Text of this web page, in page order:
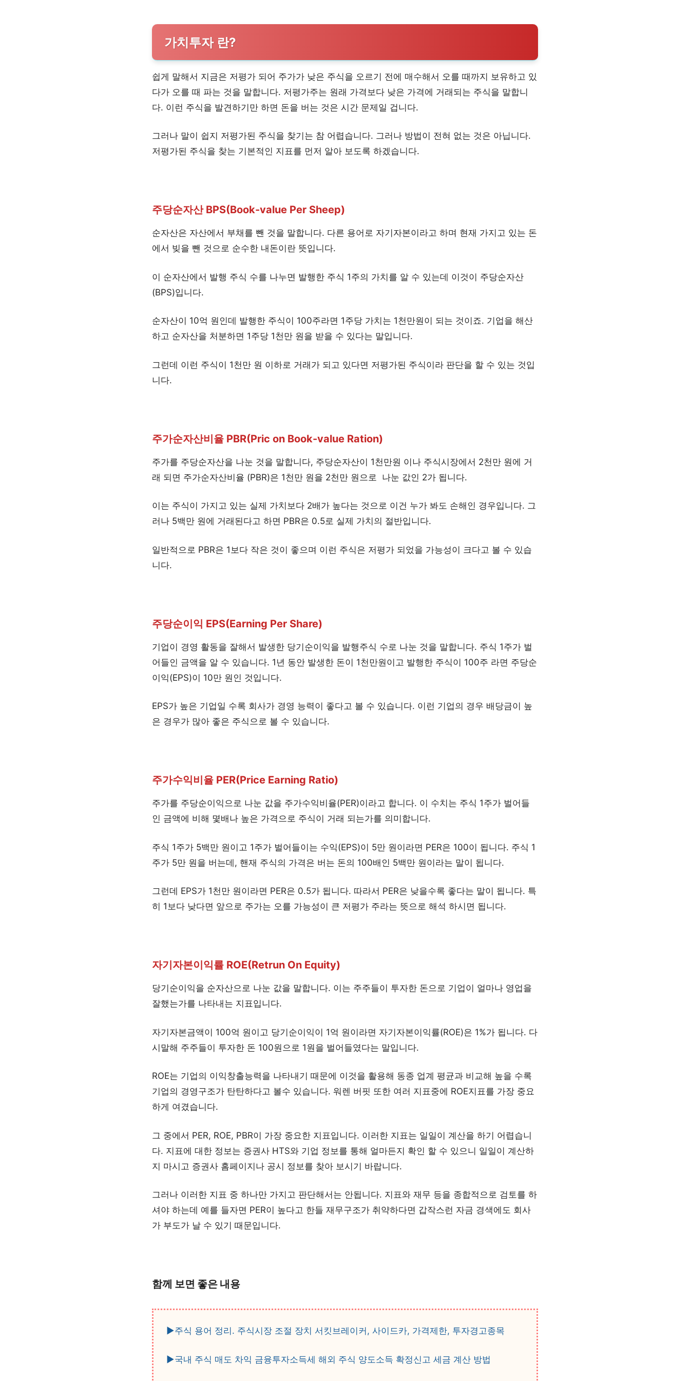
가치투자 란?
쉽게 말해서 지금은 저평가 되어 주가가 낮은 주식을 오르기 전에 매수해서 오를 때까지 보유하고 있
다가 오를 때 파는 것을 말합니다. 저평가주는 원래 가격보다 낮은 가격에 거래되는 주식을 말합니
다. 이런 주식을 발견하기만 하면 돈을 버는 것은 시간 문제일 겁니다.
그러나 말이 쉽지 저평가된 주식을 찾기는 참 어렵습니다. 그러나 방법이 전혀 없는 것은 아닙니다.
저평가된 주식을 찾는 기본적인 지표를 먼저 알아 보도록 하겠습니다.
주당순자산 BPS(Book-value Per Sheep)
순자산은 자산에서 부채를 뺀 것을 말합니다. 다른 용어로 자기자본이라고 하며 현재 가지고 있는 돈
에서 빚을 뺀 것으로 순수한 내돈이란 뜻입니다.
이 순자산에서 발행 주식 수를 나누면 발행한 주식 1주의 가치를 알 수 있는데 이것이 주당순자산
(BPS)입니다.
순자산이 10억 원인데 발행한 주식이 100주라면 1주당 가치는 1천만원이 되는 것이죠. 기업을 해산
하고 순자산을 처분하면 1주당 1천만 원을 받을 수 있다는 말입니다.
그런데 이런 주식이 1천만 원 이하로 거래가 되고 있다면 저평가된 주식이라 판단을 할 수 있는 것입
니다.
주가순자산비율 PBR(Pric on Book-value Ration)
주가를 주당순자산을 나눈 것을 말합니다, 주당순자산이 1천만원 이나 주식시장에서 2천만 원에 거
래 되면 주가순자산비율 (PBR)은 1천만 원을 2천만 원으로 나눈 값인 2가 됩니다.
이는 주식이 가지고 있는 실제 가치보다 2배가 높다는 것으로 이건 누가 봐도 손해인 경우입니다. 그
러나 5백만 원에 거래된다고 하면 PBR은 0.5로 실제 가치의 절반입니다.
일반적으로 PBR은 1보다 작은 것이 좋으며 이런 주식은 저평가 되었을 가능성이 크다고 볼 수 있습
니다.
주당순이익 EPS(Earning Per Share)
기업이 경영 활동을 잘해서 발생한 당기순이익을 발행주식 수로 나눈 것을 말합니다. 주식 1주가 벌
어들인 금액을 알 수 있습니다. 1년 동안 발생한 돈이 1천만원이고 발행한 주식이 100주 라면 주당순
이익(EPS)이 10만 원인 것입니다.
EPS가 높은 기업일 수록 회사가 경영 능력이 좋다고 볼 수 있습니다. 이런 기업의 경우 배당금이 높
은 경우가 많아 좋은 주식으로 볼 수 있습니다.
주가수익비율 PER(Price Earning Ratio)
주가를 주당순이익으로 나눈 값을 주가수익비율(PER)이라고 합니다. 이 수치는 주식 1주가 벌어들
인 금액에 비해 몇배나 높은 가격으로 주식이 거래 되는가를 의미합니다.
주식 1주가 5백만 원이고 1주가 벌어들이는 수익(EPS)이 5만 원이라면 PER은 100이 됩니다. 주식 1
주가 5만 원을 버는데, 핸재 주식의 가격은 버는 돈의 100배인 5백만 원이라는 말이 됩니다.
그런데 EPS가 1천만 원이라면 PER은 0.5가 됩니다. 따라서 PER은 낮을수록 좋다는 말이 됩니다. 특
히 1보다 낮다면 앞으로 주가는 오를 가능성이 큰 저평가 주라는 뜻으로 해석 하시면 됩니다.
자기자본이익률 ROE(Retrun On Equity)
당기순이익을 순자산으로 나눈 값을 말합니다. 이는 주주들이 투자한 돈으로 기업이 얼마나 영업을
잘했는가를 나타내는 지표입니다.
자기자본금액이 100억 원이고 당기순이익이 1억 원이라면 자기자본이익률(ROE)은 1%가 됩니다. 다
시말해 주주들이 투자한 돈 100원으로 1원을 벌어들였다는 말입니다.
ROE는 기업의 이익창출능력을 나타내기 때문에 이것을 활용해 동종 업계 평균과 비교해 높을 수록
기업의 경영구조가 탄탄하다고 볼수 있습니다. 워렌 버핏 또한 여러 지표중에 ROE지표를 가장 중요
하게 여겼습니다.
그 중에서 PER, ROE, PBR이 가장 중요한 지표입니다. 이러한 지표는 일일이 계산을 하기 어렵습니
다. 지표에 대한 정보는 증권사 HTS와 기업 정보를 통해 얼마든지 확인 할 수 있으니 일일이 계산하
지 마시고 증권사 홈페이지나 공시 정보를 찾아 보시기 바랍니다.
그러나 이러한 지표 중 하나만 가지고 판단해서는 안됩니다. 지표와 재무 등을 종합적으로 검토를 하
셔야 하는데 예를 들자면 PER이 높다고 한들 재무구조가 취약하다면 갑작스런 자금 경색에도 회사
가 부도가 날 수 있기 때문입니다.
함께 보면 좋은 내용
▶주식 용어 정리. 주식시장 조절 장치 서킷브레이커, 사이드카, 가격제한, 투자경고종목
▶국내 주식 매도 차익 금융투자소득세 해외 주식 양도소득 확정신고 세금 계산 방법